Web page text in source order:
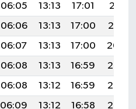
06:05 13:13 17:01
20:11
06:06 13:13 17:00
20:10
06:07 13:13 17:00
20:09
06:08 13:13 16:59
20:08
06:08 13:12 16:59
20:06
06:09 13:12 16:58
20:05